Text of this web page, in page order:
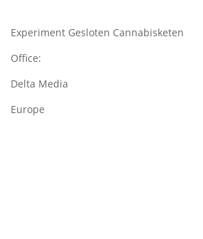
Experiment Gesloten Cannabisketen
Office:
Delta Media
Europe